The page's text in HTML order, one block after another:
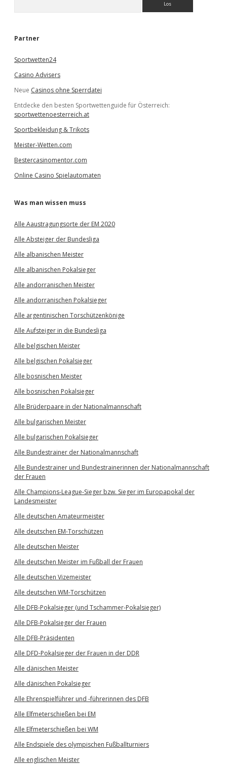
e
Partner
Sportwetten24
Casino Advisers
Neue Casinos ohne Sperrdatei
Entdecke den besten Sportwettenguide für Österreich:
sportwettenoesterreich.at
Sportbekleidung & Trikots
Meister-Wetten.com
Bestercasinomentor.com
Online Casino Spielautomaten
Was man wissen muss
Alle Aaustragungsorte der EM 2020
Alle Absteiger der Bundesliga
Alle albanischen Meister
Alle albanischen Pokalsieger
Alle andorranischen Meister
Alle andorranischen Pokalsieger
Alle argentinischen Torschützenkönige
Alle Aufsteiger in die Bundesliga
Alle belgischen Meister
Alle belgischen Pokalsieger
Alle bosnischen Meister
Alle bosnischen Pokalsieger
Alle Brüderpaare in der Nationalmannschaft
Alle bulgarischen Meister
Alle bulgarischen Pokalsieger
Alle Bundestrainer der Nationalmannschaft
Alle Bundestrainer und Bundestrainerinnen der Nationalmannschaft
der Frauen
Alle Champions-League-Sieger bzw. Sieger im Europapokal der
Landesmeister
Alle deutschen Amateurmeister
Alle deutschen EM-Torschützen
Alle deutschen Meister
Alle deutschen Meister im Fußball der Frauen
Alle deutschen Vizemeister
Alle deutschen WM-Torschützen
Alle DFB-Pokalsieger (und Tschammer-Pokalsieger)
Alle DFB-Pokalsieger der Frauen
Alle DFB-Präsidenten
Alle DFD-Pokalsieger der Frauen in der DDR
Alle dänischen Meister
Alle dänischen Pokalsieger
Alle Ehrenspielführer und -führerinnen des DFB
Alle Elfmeterschießen bei EM
Alle Elfmeterschießen bei WM
Alle Endspiele des olympischen Fußballturniers
Alle englischen Meister